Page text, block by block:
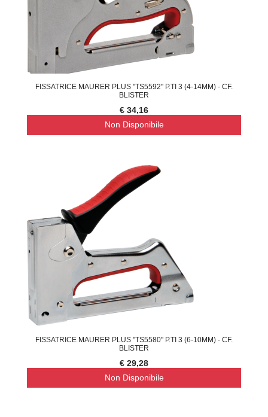
FISSATRICE MAURER PLUS "TS5592" P.TI 3 (4-14MM) - CF.
BLISTER
€ 34,16
Non Disponibile
FISSATRICE MAURER PLUS "TS5580" P.TI 3 (6-10MM) - CF.
BLISTER
€ 29,28
Non Disponibile